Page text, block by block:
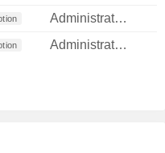
Administrateur
Administrateur